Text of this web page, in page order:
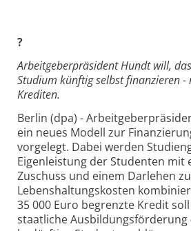
?
Arbeitgeberpräsident Hundt will,
Studium künftig selbst finanzieren
Krediten.
Berlin (dpa) -
ein neues Modell zur
vorgelegt. Dabei werden
Eigenleistung der Studenten mit
Zuschuss und einem Darlehen
Lebenshaltungskosten
35 000 Euro begrenzte Kredit
staatliche Ausbildungsförderung